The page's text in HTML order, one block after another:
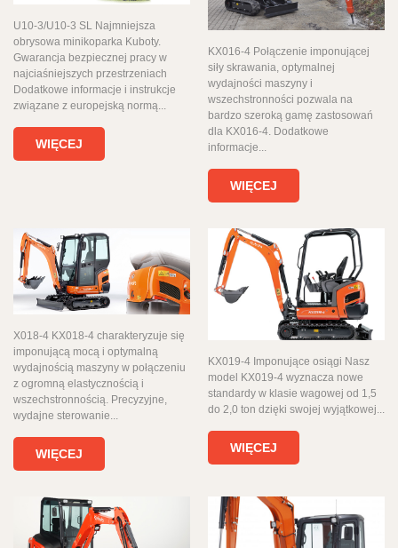
U10-3/U10-3 SL Najmniejsza
obrysowa minikoparka Kuboty.
Gwarancja bezpiecznej pracy w
najciaśniejszych przestrzeniach
Dodatkowe informacje i instrukcje
związane z europejską normą...
WIĘCEJ
KX016-4 Połączenie imponującej
siły skrawania, optymalnej
wydajności maszyny i
wszechstronności pozwala na
bardzo szeroką gamę zastosowań
dla KX016-4. Dodatkowe
informacje...
WIĘCEJ
X018-4 KX018-4 charakteryzuje się
imponującą mocą i optymalną
wydajnością maszyny w połączeniu
z ogromną elastycznością i
wszechstronnością. Precyzyjne,
wydajne sterowanie...
WIĘCEJ
KX019-4 Imponujące osiągi Nasz
model KX019-4 wyznacza nowe
standardy w klasie wagowej od 1,5
do 2,0 ton dzięki swojej wyjątkowej...
WIĘCEJ